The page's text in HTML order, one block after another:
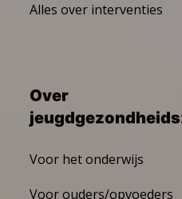
Alles over interventies
Over
Voor het onderwijs
Voor ouders/opvoeders